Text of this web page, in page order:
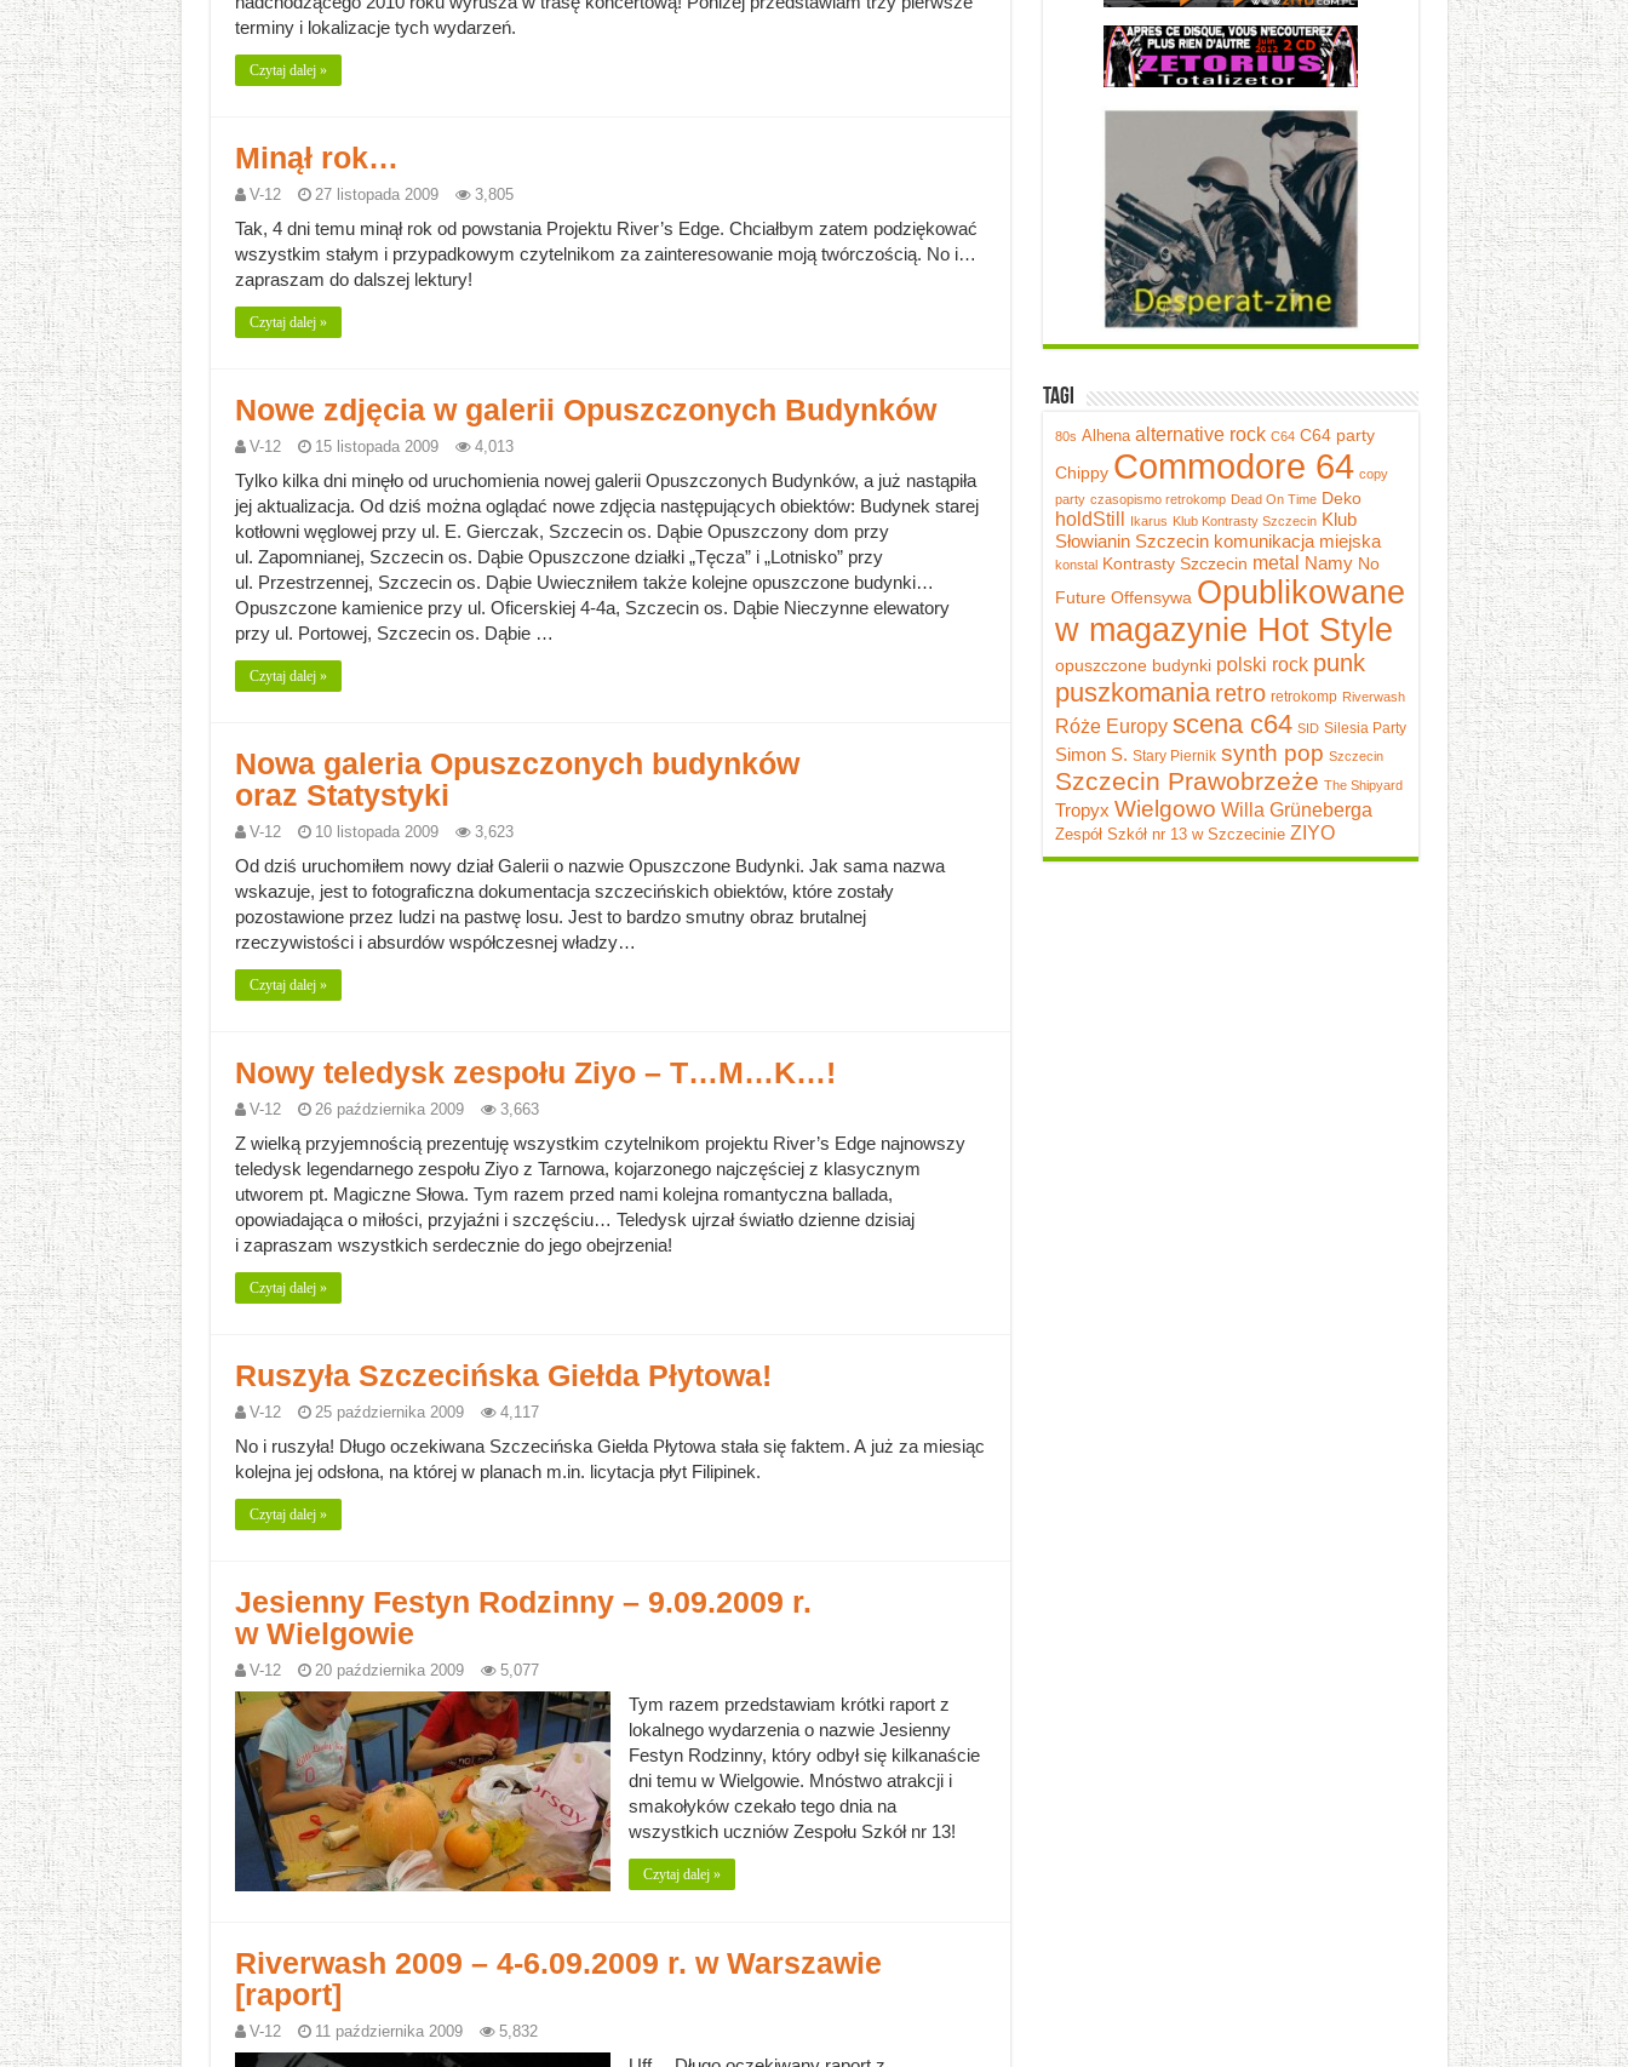
terminy i lokalizacje tych wydarzeń.
Czytaj dalej »
Minął rok…
V-12 27 listopada 2009 3,805
Tak, 4 dni temu minął rok od powstania Projektu River’s Edge. Chciałbym zatem podziękować
wszystkim stałym i przypadkowym czytelnikom za zainteresowanie moją twórczością. No i…
zapraszam do dalszej lektury!
Czytaj dalej »
Nowe zdjęcia w galerii Opuszczonych Budynków
V-12 15 listopada 2009 4,013
Tylko kilka dni minęło od uruchomienia nowej galerii Opuszczonych Budynków, a już nastąpiła
jej aktualizacja. Od dziś można oglądać nowe zdjęcia następujących obiektów: Budynek starej
kotłowni węglowej przy ul. E. Gierczak, Szczecin os. Dąbie Opuszczony dom przy
ul. Zapomnianej, Szczecin os. Dąbie Opuszczone działki „Tęcza” i „Lotnisko” przy
ul. Przestrzennej, Szczecin os. Dąbie Uwieczniłem także kolejne opuszczone budynki…
Opuszczone kamienice przy ul. Oficerskiej 4-4a, Szczecin os. Dąbie Nieczynne elewatory
przy ul. Portowej, Szczecin os. Dąbie …
Czytaj dalej »
Nowa galeria Opuszczonych budynków
oraz Statystyki
V-12 10 listopada 2009 3,623
Od dziś uruchomiłem nowy dział Galerii o nazwie Opuszczone Budynki. Jak sama nazwa
wskazuje, jest to fotograficzna dokumentacja szczecińskich obiektów, które zostały
pozostawione przez ludzi na pastwę losu. Jest to bardzo smutny obraz brutalnej
rzeczywistości i absurdów współczesnej władzy…
Czytaj dalej »
Nowy teledysk zespołu Ziyo – T…M…K…!
V-12 26 października 2009 3,663
Z wielką przyjemnością prezentuję wszystkim czytelnikom projektu River’s Edge najnowszy
teledysk legendarnego zespołu Ziyo z Tarnowa, kojarzonego najczęściej z klasycznym
utworem pt. Magiczne Słowa. Tym razem przed nami kolejna romantyczna ballada,
opowiadająca o miłości, przyjaźni i szczęściu… Teledysk ujrzał światło dzienne dzisiaj
i zapraszam wszystkich serdecznie do jego obejrzenia!
Czytaj dalej »
Ruszyła Szczecińska Giełda Płytowa!
V-12 25 października 2009 4,117
No i ruszyła! Długo oczekiwana Szczecińska Giełda Płytowa stała się faktem. A już za miesiąc
kolejna jej odsłona, na której w planach m.in. licytacja płyt Filipinek.
Czytaj dalej »
Jesienny Festyn Rodzinny – 9.09.2009 r.
w Wielgowie
V-12 20 października 2009 5,077
Tym razem przedstawiam krótki raport z
lokalnego wydarzenia o nazwie Jesienny
Festyn Rodzinny, który odbył się kilkanaście
dni temu w Wielgowie. Mnóstwo atrakcji i
smakołyków czekało tego dnia na
wszystkich uczniów Zespołu Szkół nr 13!
Czytaj dalej »
Riverwash 2009 – 4-6.09.2009 r. w Warszawie
[raport]
V-12 11 października 2009 5,832
Tagi
80s Alhena alternative rock C64 C64 party
Chippy Commodore 64 copy
party czasopismo retrokomp Dead On Time Deko
holdStill Ikarus Klub Kontrasty Szczecin Klub
Słowianin Szczecin komunikacja miejska
konstal Kontrasty Szczecin metal Namy No
Future Offensywa Opublikowane
w magazynie Hot Style
opuszczone budynki polski rock punk
puszkomania retro retrokomp Riverwash
Róże Europy scena c64 SID Silesia Party
Simon S. Stary Piernik synth pop Szczecin
Szczecin Prawobrzeże The Shipyard
Tropyx Wielgowo Willa Grüneberga
Zespół Szkół nr 13 w Szczecinie ZIYO